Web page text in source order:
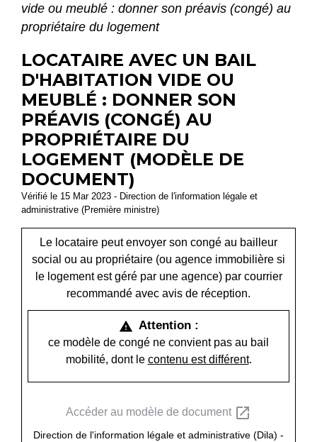
vide ou meublé : donner son préavis (congé) au
propriétaire du logement
LOCATAIRE AVEC UN BAIL
D'HABITATION VIDE OU
MEUBLÉ : DONNER SON
PRÉAVIS (CONGÉ) AU
PROPRIÉTAIRE DU
LOGEMENT (MODÈLE DE
DOCUMENT)
Vérifié le 15 Mar 2023 - Direction de l'information légale et
administrative (Première ministre)
Le locataire peut envoyer son congé au bailleur
social ou au propriétaire (ou agence immobilière si
le logement est géré par une agence) par courrier
recommandé avec avis de réception.
warning Attention :
ce modèle de congé ne convient pas au bail
mobilité, dont le contenu est différent.
Accéder au modèle de document open_in_new
Direction de l'information légale et administrative (Dila) -